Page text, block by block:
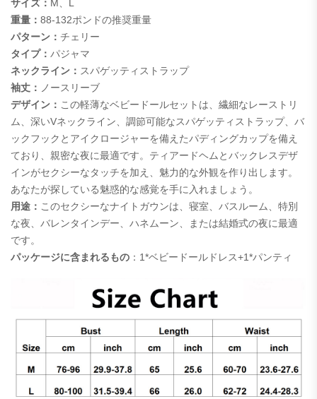
サイズ： M、L
重量： 88-132ポンドの推奨重量
パターン： チェリー
タイプ： パジャマ
ネックライン： スパゲッティストラップ
袖丈： ノースリーブ
デザイン： この軽薄なベビードールセットは、繊細なレーストリ
ム、深いVネックライン、調節可能なスパゲッティストラップ、バ
ックフックとアイクロージャーを備えたパディングカップを備え
ており、親密な夜に最適です。ティアードヘムとバックレスデザ
インがセクシーなタッチを加え、魅力的な外観を作り出します。
あなたが探している魅惑的な感覚を手に入れましょう。
用途： このセクシーなナイトガウンは、寝室、バスルーム、特別
な夜、バレンタインデー、ハネムーン、または結婚式の夜に最適
です。
パッケージに含まれるもの ：1*ベビードールドレス+1*パンティ